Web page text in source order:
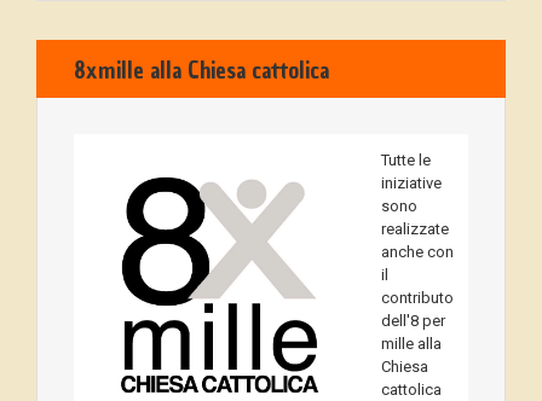
8xmille alla Chiesa cattolica
Tutte le
iniziative
sono
realizzate
anche con
il
contributo
dell'8 per
mille alla
Chiesa
cattolica